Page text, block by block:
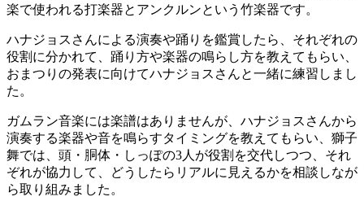
楽で使われる打楽器とアンクルンという竹楽器です。
ハナジョスさんによる演奏や踊りを鑑賞したら、それぞれの
役割に分かれて、踊り方や楽器の鳴らし方を教えてもらい、
おまつりの発表に向けてハナジョスさんと一緒に練習しまし
た。
ガムラン音楽には楽譜はありませんが、ハナジョスさんから
演奏する楽器や音を鳴らすタイミングを教えてもらい、獅子
舞では、頭・胴体・しっぽの3人が役割を交代しつつ、それ
ぞれが協力して、どうしたらリアルに見えるかを相談しなが
ら取り組みました。